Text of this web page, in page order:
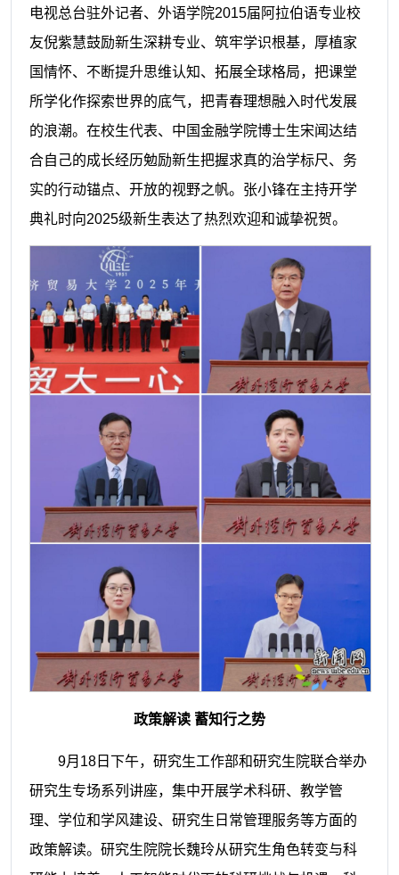
电视总台驻外记者、外语学院2015届阿拉伯语专业校
友倪紫慧鼓励新生深耕专业、筑牢学识根基，厚植家
国情怀、不断提升思维认知、拓展全球格局，把课堂
所学化作探索世界的底气，把青春理想融入时代发展
的浪潮。在校生代表、中国金融学院博士生宋闻达结
合自己的成长经历勉励新生把握求真的治学标尺、务
实的行动锚点、开放的视野之帆。张小锋在主持开学
典礼时向2025级新生表达了热烈欢迎和诚挚祝贺。
政策解读 蓄知行之势
9月18日下午，研究生工作部和研究生院联合举办
研究生专场系列讲座，集中开展学术科研、教学管
理、学位和学风建设、研究生日常管理服务等方面的
政策解读。研究生院院长魏玲从研究生角色转变与科